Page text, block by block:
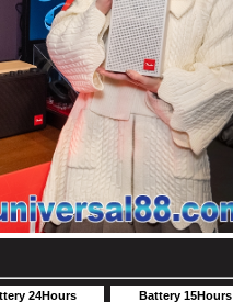
24Hours Battery 15Hours